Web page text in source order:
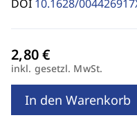
DOI 10.1628/
inkl. gesetzl. MwSt.
In den Warenkorb